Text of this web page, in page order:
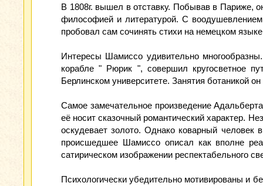
В 1808г. вышел в отставку. Побывав в Париже,
философией и литературой. С
пробовал сам сочинять стихи на немецком
Интересы Шамиссо удивительно
корабле " Рюрик ", совершил кругосветное
Берлинском университете. Занятия ботаникой
Самое замечательное произведение
её носит сказочный романтический характер.
оскудевает золото. Однако коварный
происшедшее Шамиссо описал как вполне
сатирическом изображении респектабельного
Психологически убедительно мотивированы и